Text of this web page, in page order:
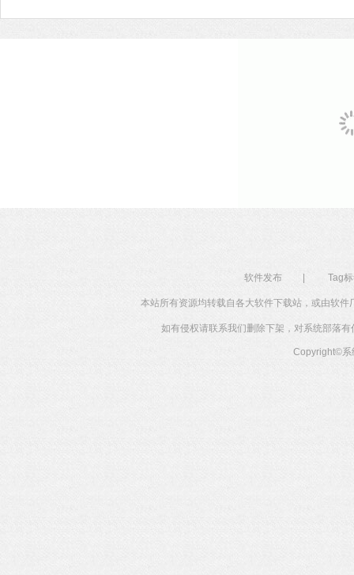
软件发布 Tag
本站所有资源均转载自各大软件下载站，或由软
如有侵权请联系我们删除下架，对系统部落
Copyright©系